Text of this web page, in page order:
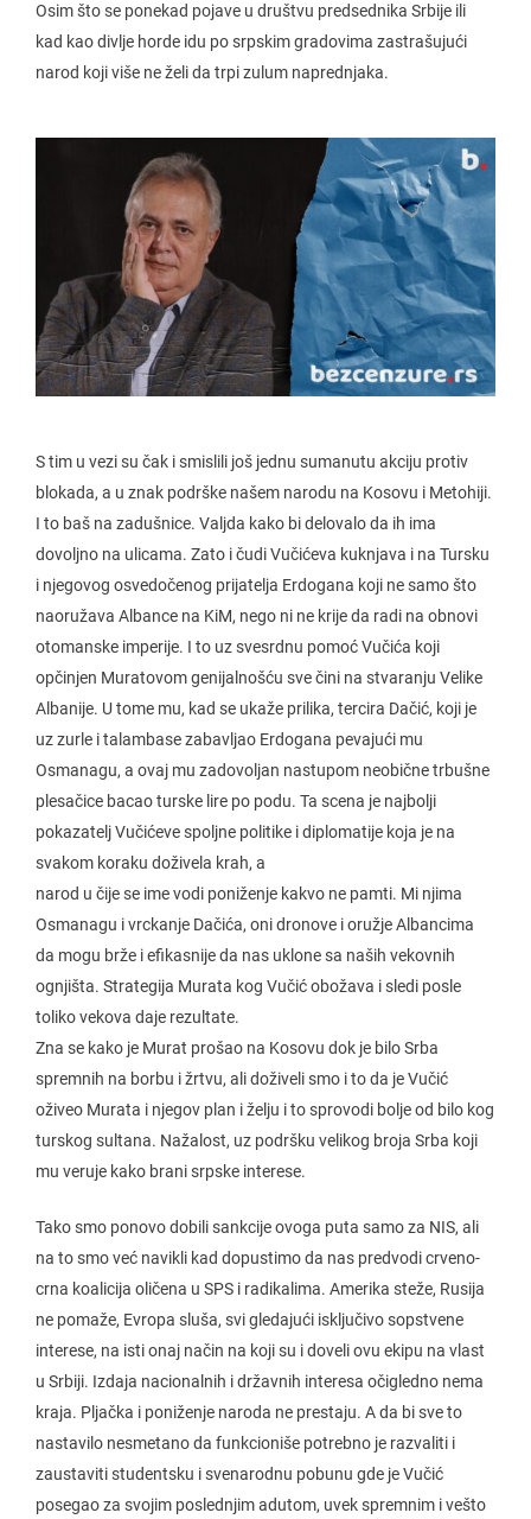
Osim što se ponekad pojave u društvu predsednika Srbije ili
kad kao divlje horde idu po srpskim gradovima zastrašujući
narod koji više ne želi da trpi zulum naprednjaka.
S tim u vezi su čak i smislili još jednu sumanutu akciju protiv
blokada, a u znak podrške našem narodu na Kosovu i Metohiji.
I to baš na zadušnice. Valjda kako bi delovalo da ih ima
dovoljno na ulicama. Zato i čudi Vučićeva kuknjava i na Tursku
i njegovog osvedočenog prijatelja Erdogana koji ne samo što
naoružava Albance na KiM, nego ni ne krije da radi na obnovi
otomanske imperije. I to uz svesrdnu pomoć Vučića koji
opčinjen Muratovom genijalnošću sve čini na stvaranju Velike
Albanije. U tome mu, kad se ukaže prilika, tercira Dačić, koji je
uz zurle i talambase zabavljao Erdogana pevajući mu
Osmanagu, a ovaj mu zadovoljan nastupom neobične trbušne
plesačice bacao turske lire po podu. Ta scena je najbolji
pokazatelj Vučićeve spoljne politike i diplomatije koja je na
svakom koraku doživela krah, a
narod u čije se ime vodi poniženje kakvo ne pamti. Mi njima
Osmanagu i vrckanje Dačića, oni dronove i oružje Albancima
da mogu brže i efikasnije da nas uklone sa naših vekovnih
ognjišta. Strategija Murata kog Vučić obožava i sledi posle
toliko vekova daje rezultate.
Zna se kako je Murat prošao na Kosovu dok je bilo Srba
spremnih na borbu i žrtvu, ali doživeli smo i to da je Vučić
oživeo Murata i njegov plan i želju i to sprovodi bolje od bilo kog
turskog sultana. Nažalost, uz podršku velikog broja Srba koji
mu veruje kako brani srpske interese.
Tako smo ponovo dobili sankcije ovoga puta samo za NIS, ali
na to smo već navikli kad dopustimo da nas predvodi crveno-
crna koalicija oličena u SPS i radikalima. Amerika steže, Rusija
ne pomaže, Evropa sluša, svi gledajući isključivo sopstvene
interese, na isti onaj način na koji su i doveli ovu ekipu na vlast
u Srbiji. Izdaja nacionalnih i državnih interesa očigledno nema
kraja. Pljačka i poniženje naroda ne prestaju. A da bi sve to
nastavilo nesmetano da funkcioniše potrebno je razvaliti i
zaustaviti studentsku i svenarodnu pobunu gde je Vučić
posegao za svojim poslednjim adutom, uvek spremnim i vešto